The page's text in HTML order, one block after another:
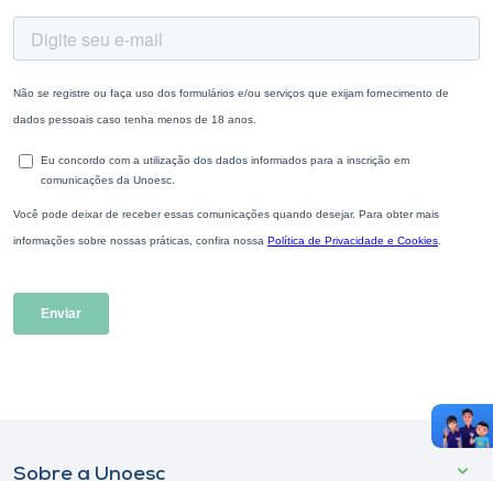
Sobre a Unoesc